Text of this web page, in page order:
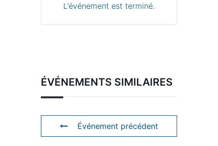
L'événement est terminé.
ÉVÉNEMENTS SIMILAIRES
Événement précédent